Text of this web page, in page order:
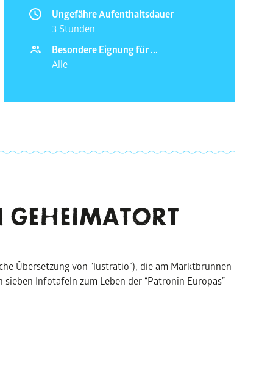
Ungefähre Aufenthaltsdauer
3 Stunden
Besondere Eignung für ...
Alle
GEHEIMATORT
Übersetzung von “lustratio”), die am Marktbrunnen
Infotafeln zum Leben der “Patronin Europas”